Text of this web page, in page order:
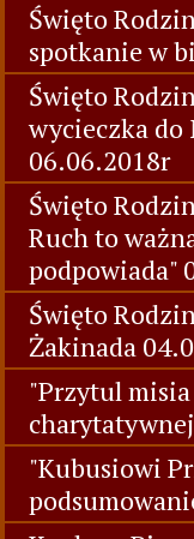
Święto
spotkanie w
Święto
wycieczka do
06.06.2018r
Święto
Ruch to
podpowiada"
Święto
Żakinada
"Przytul
charytatywnej
"Kubusiowi